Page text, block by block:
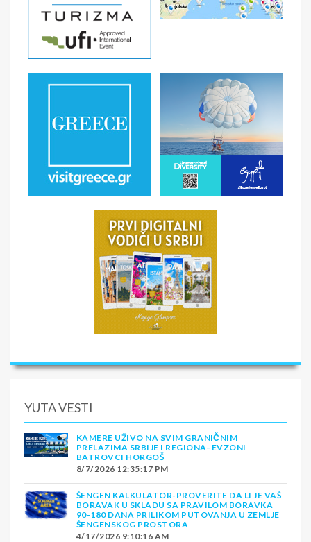
YUTA VESTI
KAMERE UŽIVO NA SVIM GRANIČNIM
PRELAZIMA SRBIJE I REGIONA–EVZONI
BATROVCI HORGOŠ
8/7/2026 12:35:17 PM
ŠENGEN KALKULATOR-PROVERITE DA LI JE VAŠ
BORAVAK U SKLADU SA PRAVILOM BORAVKA
90-180 DANA PRILIKOM PUTOVANJA U ZEMLJE
ŠENGENSKOG PROSTORA
4/17/2026 9:10:16 AM